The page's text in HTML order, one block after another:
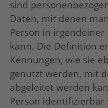
sind
Daten, mit denen
Person in
kann. Die Definition
Kennungen, wie sie
genutzt werden, mit
abgeleitet werden
Person identifizierbar